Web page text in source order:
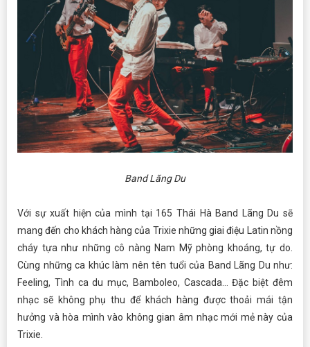
Band Lãng Du
Với sự xuất hiện của mình tại 165 Thái Hà Band Lãng Du sẽ
mang đến cho khách hàng của Trixie những giai điệu Latin nồng
cháy tựa như những cô nàng Nam Mỹ phòng khoáng, tự do.
Cùng những ca khúc làm nên tên tuổi của Band Lãng Du như:
Feeling, Tình ca du mục, Bamboleo, Cascada… Đặc biệt đêm
nhạc sẽ không phụ thu để khách hàng được thoải mái tận
hưởng và hòa mình vào không gian âm nhạc mới mẻ này của
Trixie.